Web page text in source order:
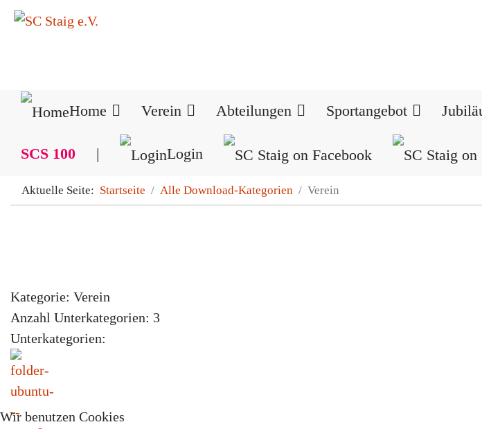
Home Verein Abteilungen Sportangebot
SCS 100 | Login
Aktuelle Seite: Startseite Alle Download-Kategorien Verein
Kategorie: Verein
Anzahl Unterkategorien: 3
Unterkategorien:
Wir benutzen Cookies